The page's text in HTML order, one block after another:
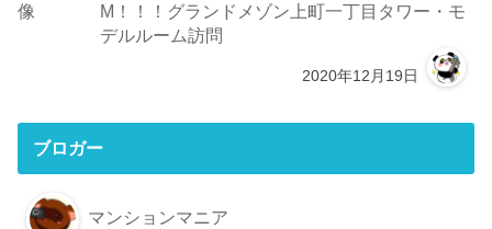
M！！！グランドメゾン上町一丁目タワー・モ
デルルーム訪問
2020年12月19日
ブロガー
マンションマニア